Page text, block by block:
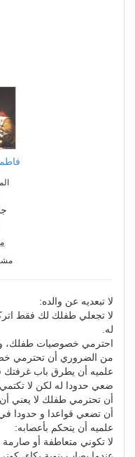
لا تبعديه عن والده:
لا تجعلي طفلك لك فقط
له.
احترمي خصوصيات طفلك،
من الضروري أن تحترمي
علميه أن يطرق باب غرفتك
ضعي حدودا له لكن لا
أن تحترمي طفلك لا يعني
أن تضعي قواعدا و حدودا في
علميه أن يتحكم بأعصابه:
لا تكوني متعاطفة أو